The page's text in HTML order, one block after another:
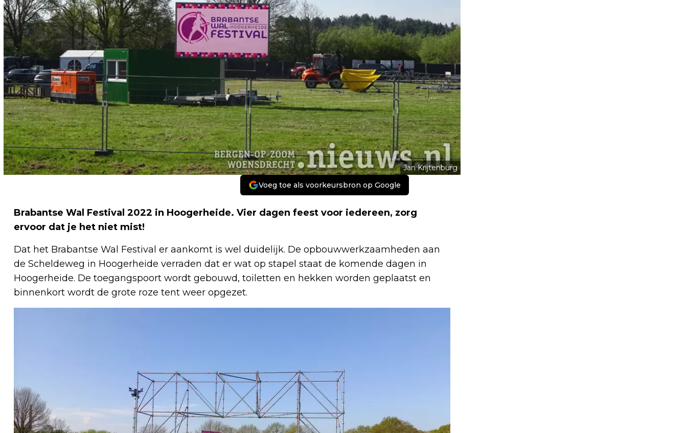
Jan Krijtenburg
Voeg toe als voorkeursbron op Google
Brabantse Wal Festival 2022 in Hoogerheide. Vier dagen feest voor iedereen, zorg
ervoor dat je het niet mist!
Dat het Brabantse Wal Festival er aankomt is wel duidelijk. De opbouwwerkzaamheden aan
de Scheldeweg in Hoogerheide verraden dat er wat op stapel staat de komende dagen in
Hoogerheide. De toegangspoort wordt gebouwd, toiletten en hekken worden geplaatst en
binnenkort wordt de grote roze tent weer opgezet.